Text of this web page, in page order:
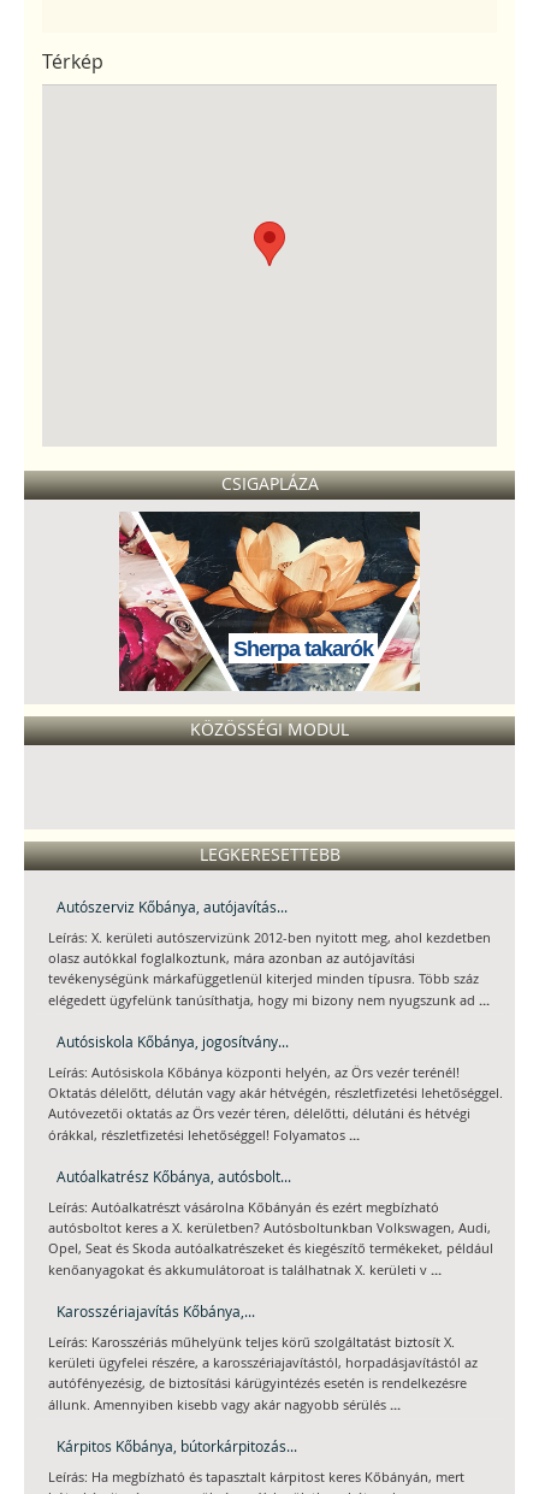
Térkép
CSIGAPLÁZA
Sherpa takarók
KÖZÖSSÉGI MODUL
LEGKERESETTEBB
Autószerviz Kőbánya, autójavítás...
Leírás: X. kerületi autószervizünk 2012-ben nyitott meg, ahol kezdetben
olasz autókkal foglalkoztunk, mára azonban az autójavítási
tevékenységünk márkafüggetlenül kiterjed minden típusra. Több száz
elégedett ügyfelünk tanúsíthatja, hogy mi bizony nem nyugszunk ad ...
Autósiskola Kőbánya, jogosítvány...
Leírás: Autósiskola Kőbánya központi helyén, az Örs vezér terénél!
Oktatás délelőtt, délután vagy akár hétvégén, részletfizetési lehetőséggel.
Autóvezetői oktatás az Örs vezér téren, délelőtti, délutáni és hétvégi
órákkal, részletfizetési lehetőséggel! Folyamatos ...
Autóalkatrész Kőbánya, autósbolt...
Leírás: Autóalkatrészt vásárolna Kőbányán és ezért megbízható
autósboltot keres a X. kerületben? Autósboltunkban Volkswagen, Audi,
Opel, Seat és Skoda autóalkatrészeket és kiegészítő termékeket, például
kenőanyagokat és akkumulátoroat is találhatnak X. kerületi v ...
Karosszériajavítás Kőbánya,...
Leírás: Karosszériás műhelyünk teljes körű szolgáltatást biztosít X.
kerületi ügyfelei részére, a karosszériajavítástól, horpadásjavítástól az
autófényezésig, de biztosítási kárügyintézés esetén is rendelkezésre
állunk. Amennyiben kisebb vagy akár nagyobb sérülés ...
Kárpitos Kőbánya, bútorkárpitozás...
Leírás: Ha megbízható és tapasztalt kárpitost keres Kőbányán, mert